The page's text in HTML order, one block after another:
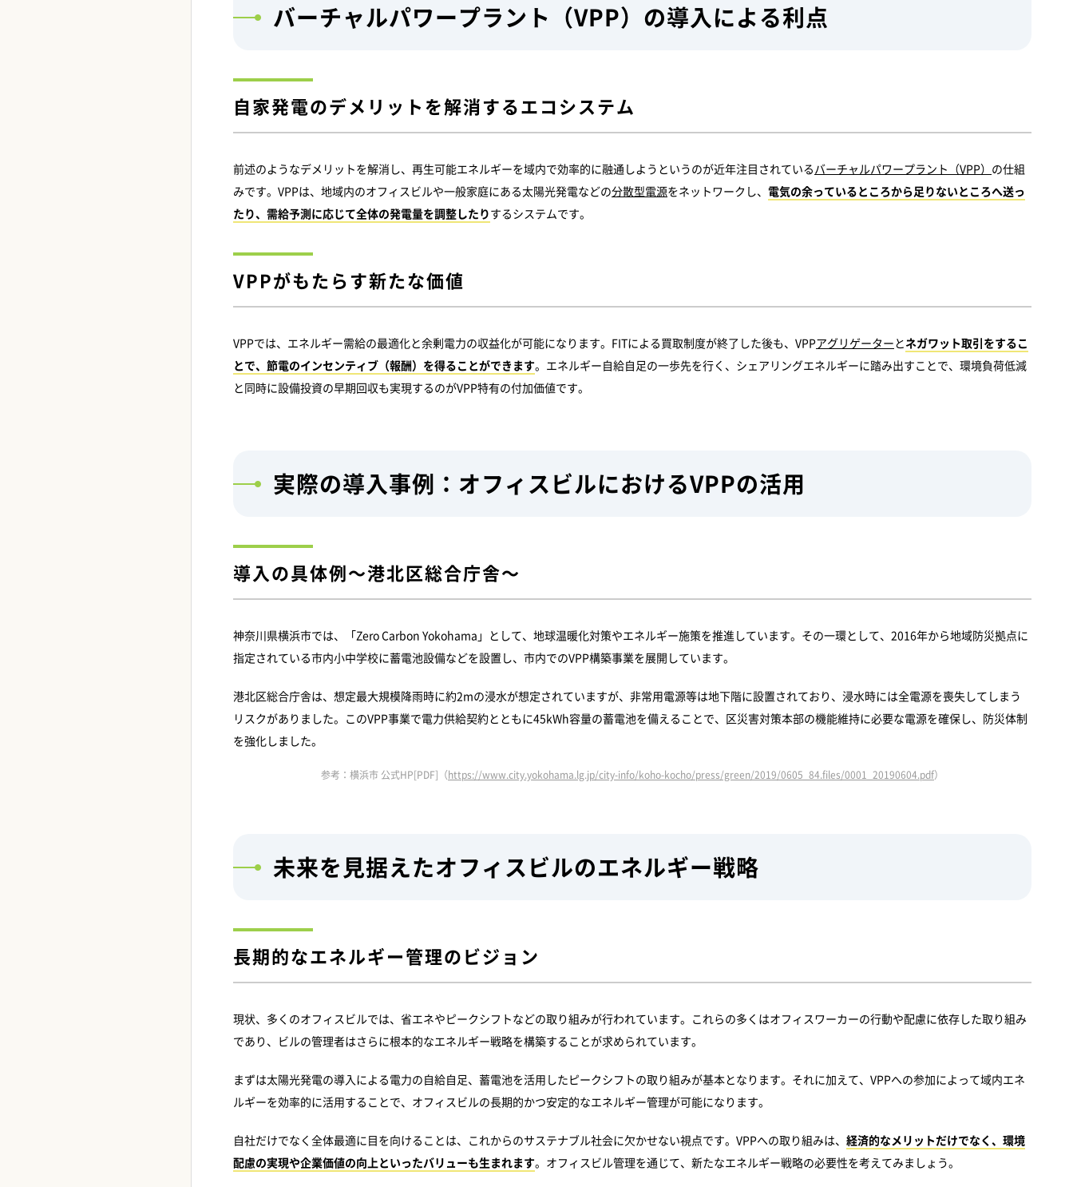
バーチャルパワープラント（VPP）の導入による利点
自家発電のデメリットを解消するエコシステム
前述のようなデメリットを解消し、再生可能エネルギーを域内で効率的に融通しようというのが近年注目されているバーチャルパワープラント（VPP） の仕組
みです。VPPは、地域内のオフィスビルや一般家庭にある太陽光発電などの分散型電源をネットワークし、 電気の余っているところから足りないところへ送っ
たり、需給予測に応じて全体の発電量を調整したりするシステムです。
VPPがもたらす新たな価値
VPPでは、エネルギー需給の最適化と余剰電力の収益化が可能になります。FITによる買取制度が終了した後も、VPPアグリゲーターとネガワット取引をするこ
とで、節電のインセンティブ（報酬）を得ることができます。エネルギー自給自足の一歩先を行く、シェアリングエネルギーに踏み出すことで、環境負荷低減
と同時に設備投資の早期回収も実現するのがVPP特有の付加価値です。
実際の導入事例：オフィスビルにおけるVPPの活用
導入の具体例～港北区総合庁舎～
神奈川県横浜市では、「Zero Carbon Yokohama」として、地球温暖化対策やエネルギー施策を推進しています。その一環として、2016年から地域防災拠点に
指定されている市内小中学校に蓄電池設備などを設置し、市内でのVPP構築事業を展開しています。
港北区総合庁舎は、想定最大規模降雨時に約2mの浸水が想定されていますが、非常用電源等は地下階に設置されており、浸水時には全電源を喪失してしまう
リスクがありました。このVPP事業で電力供給契約とともに45kWh容量の蓄電池を備えることで、区災害対策本部の機能維持に必要な電源を確保し、防災体制
を強化しました。
参考：横浜市 公式HP[PDF]（https://www.city.yokohama.lg.jp/city-info/koho-kocho/press/green/2019/0605_84.files/0001_20190604.pdf）
未来を見据えたオフィスビルのエネルギー戦略
長期的なエネルギー管理のビジョン
現状、多くのオフィスビルでは、省エネやピークシフトなどの取り組みが行われています。これらの多くはオフィスワーカーの行動や配慮に依存した取り組み
であり、ビルの管理者はさらに根本的なエネルギー戦略を構築することが求められています。
まずは太陽光発電の導入による電力の自給自足、蓄電池を活用したピークシフトの取り組みが基本となります。それに加えて、VPPへの参加によって域内エネ
ルギーを効率的に活用することで、オフィスビルの長期的かつ安定的なエネルギー管理が可能になります。
自社だけでなく全体最適に目を向けることは、これからのサステナブル社会に欠かせない視点です。VPPへの取り組みは、 経済的なメリットだけでなく、環境
配慮の実現や企業価値の向上といったバリューも生まれます。オフィスビル管理を通じて、新たなエネルギー戦略の必要性を考えてみましょう。